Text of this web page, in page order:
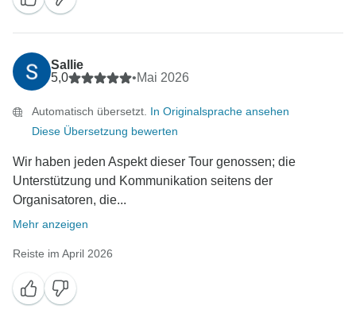
Sallie
5,0
•Mai 2026
Automatisch übersetzt. In Originalsprache ansehen
Diese Übersetzung bewerten
Wir haben jeden Aspekt dieser Tour genossen; die
Unterstützung und Kommunikation seitens der
Organisatoren, die...
Mehr anzeigen
Reiste im April 2026